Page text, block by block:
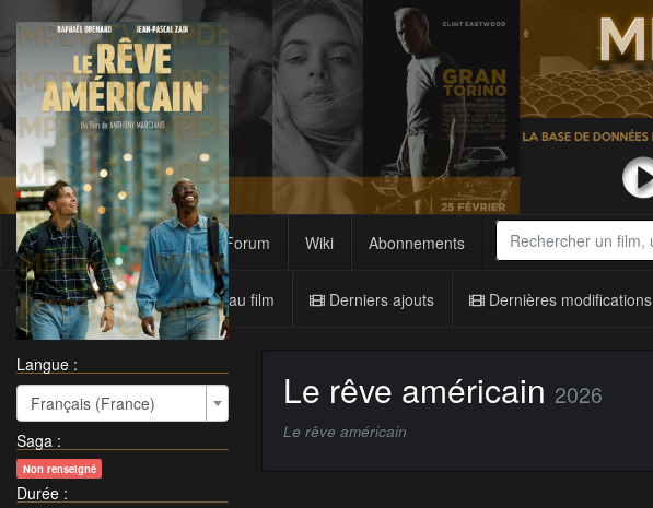
Films Sagas Forum Wiki Abonnements
Nouveau film Derniers ajouts Dernières modifications
Langue :
Français (France)
Saga :
Non renseigné
Durée :
Le rêve américain 2026
Le rêve américain